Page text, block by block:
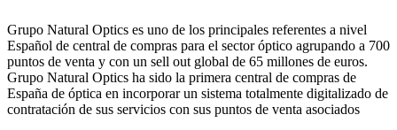
Grupo Natural Optics es uno de los principales referentes a nivel
Español de central de compras para el sector óptico agrupando a 700
puntos de venta y con un sell out global de 65 millones de euros.
Grupo Natural Optics ha sido la primera central de compras de
España de óptica en incorporar un sistema totalmente digitalizado de
contratación de sus servicios con sus puntos de venta asociados